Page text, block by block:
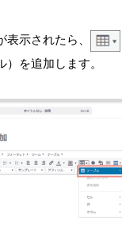
示されたら、
を追加します。